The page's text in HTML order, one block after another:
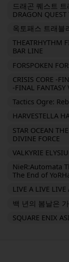
드래곤 퀘스트
DRAGON QUEST
옥토패스 트래블
THEATRHYTHM
BAR LINE
FORSPOKEN
CRISIS CORE -
-FINAL
Tactics Ogre:
HARVESTELLA
STAR OCEAN
DIVINE FORCE
VALKYRIE
NieR:Automata
The End of
LIVE A LIVE LIVE
백 년의 봄날은
SQUARE ENIX